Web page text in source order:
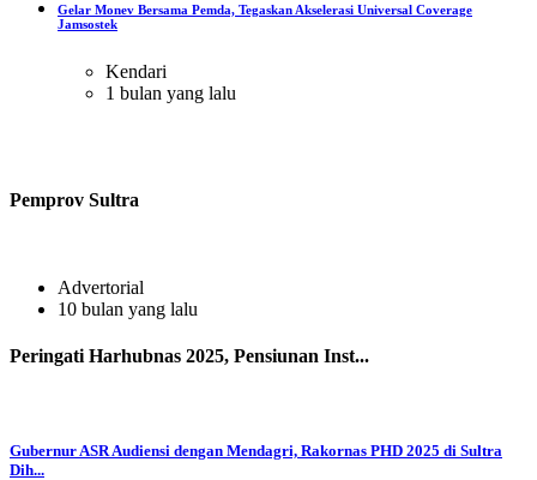
Gelar Monev Bersama Pemda, Tegaskan Akselerasi Universal Coverage
Jamsostek
Kendari
1 bulan yang lalu
Pemprov Sultra
Advertorial
10 bulan yang lalu
Peringati Harhubnas 2025, Pensiunan Inst...
Gubernur ASR Audiensi dengan Mendagri, Rakornas PHD 2025 di Sultra
Dih...